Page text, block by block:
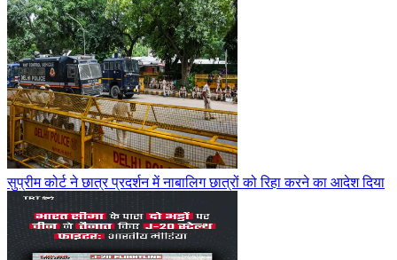
सुप्रीम कोर्ट ने छात्र प्रदर्शन में नाबालिग छात्रों को रिहा करने का आदेश दिया